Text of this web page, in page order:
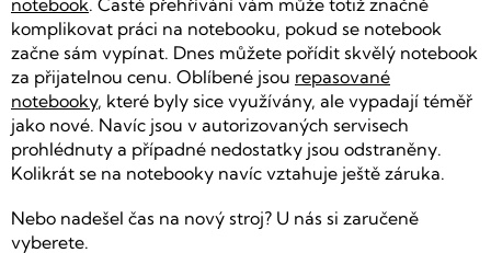
komplikovat práci na notebooku, pokud se notebook
začne sám vypínat. Dnes můžete pořídit skvělý notebook
za přijatelnou cenu. Oblíbené jsou repasované
notebooky, které byly sice využívány, ale vypadají téměř
jako nové. Navíc jsou v autorizovaných servisech
prohlédnuty a případné nedostatky jsou odstraněny.
Kolikrát se na notebooky navíc vztahuje ještě záruka.
Nebo nadešel čas na nový stroj? U nás si zaručeně
vyberete.